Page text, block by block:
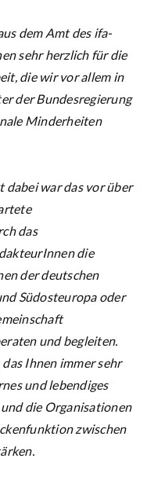
dem Amt des ifa-
sehr herzlich für die
die wir vor allem in
der Bundesregierung
Minderheiten
war das vor über
das
die
der deutschen
Südosteuropa oder
und begleiten.
Ihnen immer sehr
und lebendiges
die Organisationen
zwischen